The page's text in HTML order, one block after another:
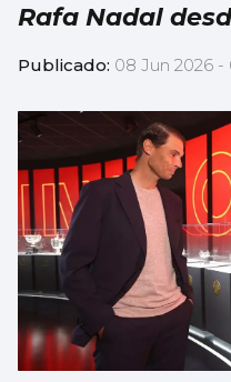
Rafa Nadal
Publicado: 08 Jun 2026 -